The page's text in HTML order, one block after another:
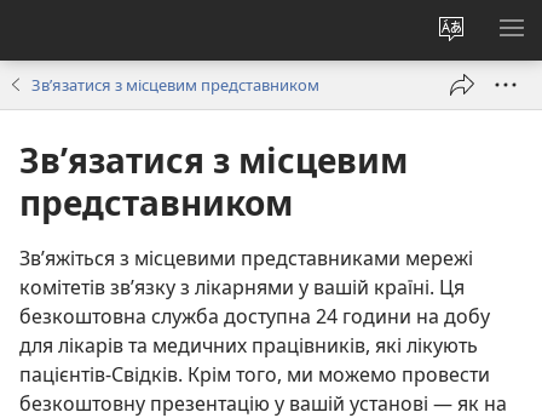
Змінити
мову
сайту
Зв’язатися з місцевим представником
Зв’язатися з місцевим
представником
Зв’яжіться з місцевими представниками мережі
комітетів зв’язку з лікарнями у вашій країні. Ця
безкоштовна служба доступна 24 години на добу
для лікарів та медичних працівників, які лікують
пацієнтів-Свідків. Крім того, ми можемо провести
безкоштовну презентацію у вашій установі — як на